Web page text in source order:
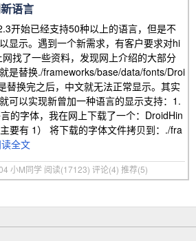
语言
开始已经支持50种以上的语言，但是不
显示。遇到一个新需求，有客户要求对hi
找了一些资料，发现网上介绍的大部分
是替换./frameworks/base/data/fonts/Droi
替换完之后，中文就无法正常显示。其实
可以实现新曾加一种语言的显示支持：1.
的字体，我在网上下载了一个：DroidHin
要有 1） 将下载的字体文件拷贝到：./fra
全文
小M同学 阅读(17123) 评论(4) 推荐(5)